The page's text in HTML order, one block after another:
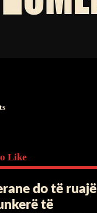
Like
do të ruajë
të